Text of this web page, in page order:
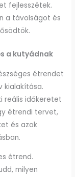
fejlesszétek.
a távolságot és
a kutyádnak
étrendet
kialakítása.
reális időkeretet
étrendi tervet,
és azok
étrend.
milyen